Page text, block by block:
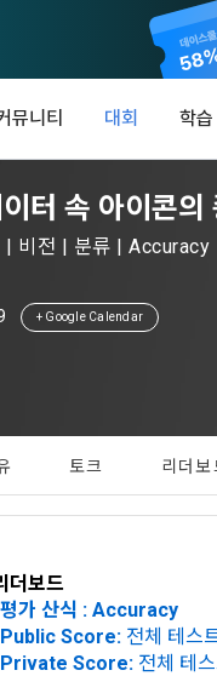
뮤니티 대회 학습
본 약관은 데이콘 주
이든 본 서비스를 사
“회원”이 서비스를
여 설정한 가상의 영
가. ***.dacon.io
계하여 정보를 제공하
3. "개인회원"이라 함
인을 말한다.
데이콘은 이용자
식회사(이하 ‘데이콘
관한 법률(이하 ‘정보
데이콘이 어떤 정보
또는 제공’)하며, 이
정보를 투명하게 제
행사할 수 있는지를
위해 어떤 권리를 행
DACON이 제공하는
서신우편, 문자(SMS
- 마케팅 수신 동의
동의를 거부 하시더
단, 할인, 이벤트 및
개인정보보호법 제22
에 제한되지 않습니다.
단, 할인, 이벤트 및
터 속 아이콘의
| 비전 | 분류 | Accuracy
+ Google Calendar
토크 리더보
더보드
평가 산식 : Accuracy
Public Score: 전체 테스
Private Score: 전체 테